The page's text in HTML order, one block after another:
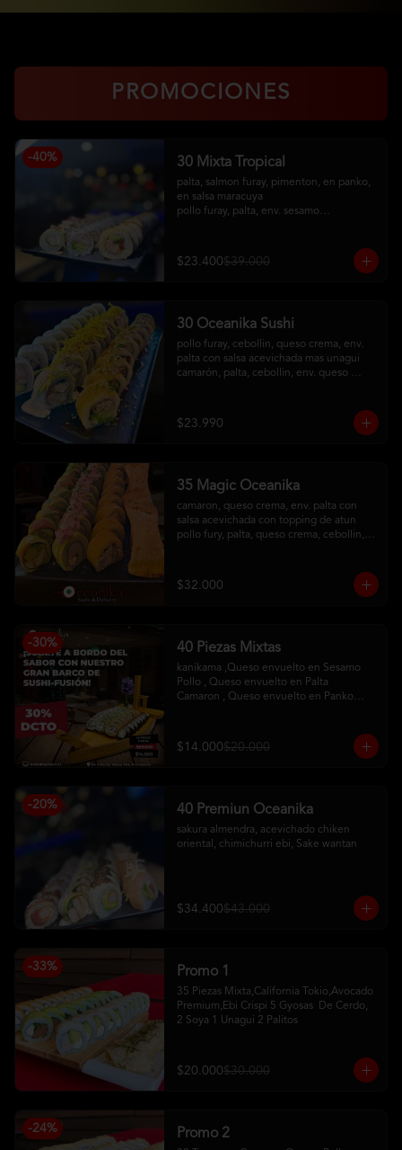
PROMOCIONES
-40% 30 Mixta Tropical
palta, salmon furay, pimenton, en panko,
en salsa maracuya
pollo furay, palta, env. sesamo
salsa acevichada
$23.400$39.000
30 Oceanika Sushi
pollo furay, cebollin, queso crema, env.
palta con salsa acevichada mas unagui
camarón, palta, cebollin, env. queso
con salsa maracuya
$23.990
35 Magic Oceanika
camaron, queso crema, env. palta con
salsa acevichada con topping de atun
pollo fury, palta, queso crema, cebollin,
tempura
tequeños de queso
$32.000
-30% 40 Piezas Mixtas
kanikama ,Queso envuelto en Sesamo
Pollo , Queso envuelto en Palta
Camaron , Queso envuelto en Panko
$14.000$20.000
-20% 40 Premiun Oceanika
sakura almendra, acevichado chiken
oriental, chimichurri ebi, Sake wantan
$34.400$43.000
-33% Promo 1
35 Piezas Mixta,California Tokio,Avocado
Premium,Ebi Crispi 5 Gyosas  De Cerdo,
2 Soya 1 Unagui 2 Palitos
$20.000$30.000
-24% Promo 2